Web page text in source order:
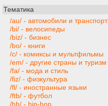
Тематика
/au/ - автомобили и транспорт
/bi/ - велосипеды
/biz/ - бизнес
/bo/ - книги
/c/ - комиксы и мультфильмы
/em/ - другие страны и туризм
/fa/ - мода и стиль
/fiz/ - физкультура
/fl/ - иностранные языки
/ftb/ - футбол
/hh/ - hip-hop